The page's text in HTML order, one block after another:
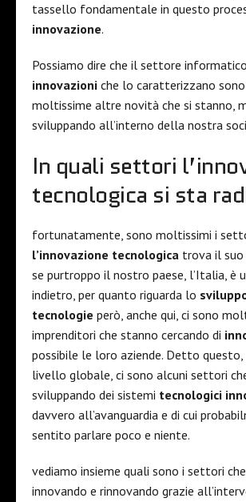
tassello fondamentale in questo
innovazione.
Possiamo dire che il settore
innovazioni che lo caratterizzano
moltissime altre novità che si stanno,
sviluppando all’interno della nostra
In quali settori
tecnologica si sta
fortunatamente, sono moltissimi i
l’innovazione tecnologica trova il suo
se purtroppo il nostro paese, l’Italia, è
indietro, per quanto riguarda lo
tecnologie però, anche qui, ci sono
imprenditori che stanno cercando di
possibile le loro aziende. Detto questo,
livello globale, ci sono alcuni settori
sviluppando dei sistemi tecnologici
davvero all’avanguardia e di cui
sentito parlare poco e niente.
vediamo insieme quali sono i settori
innovando e rinnovando grazie